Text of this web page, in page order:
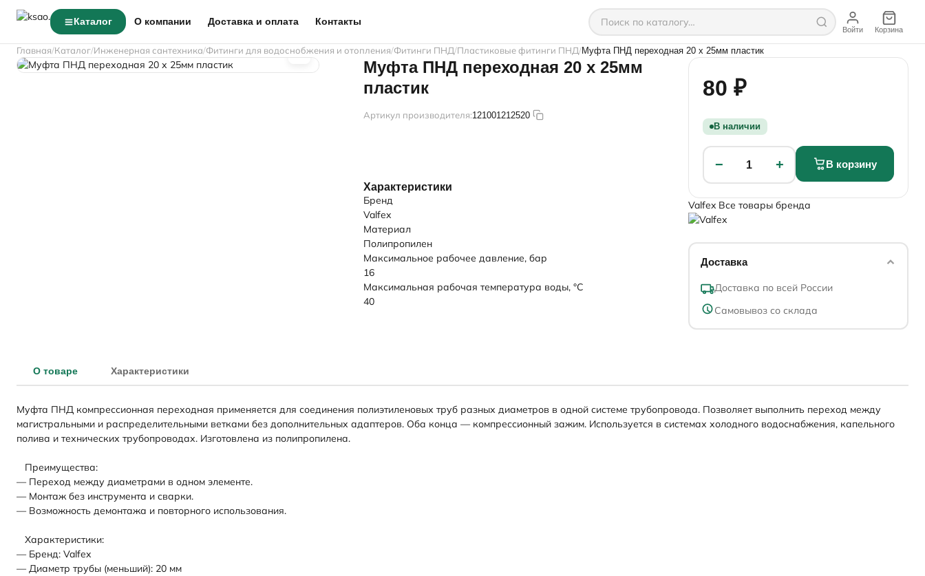
Каталог О компании Доставка и оплата Контакты
Войти Корзина
Главная Каталог Инженерная сантехника Фитинги для водоснобжения и отопления Фитинги ПНД Пластиковые фитинги ПНД Муфта ПНД переходная 20 х 25мм пластик
Муфта ПНД переходная 20 х 25мм
пластик
Артикул производителя:121001212520
80 ₽
В наличии
− 1 + В корзину
Valfex Все товары бренда
Доставка
Доставка по всей России
Самовывоз со склада
Характеристики
Бренд
Valfex
Материал
Полипропилен
Максимальное рабочее давление, бар
16
Максимальная рабочая температура воды, °C
40
О товаре Характеристики
Муфта ПНД компрессионная переходная применяется для соединения полиэтиленовых труб разных диаметров в одной системе трубопровода. Позволяет выполнить переход между
магистральными и распределительными ветками без дополнительных адаптеров. Оба конца — компрессионный зажим. Используется в системах холодного водоснабжения, капельного
полива и технических трубопроводах. Изготовлена из полипропилена.
Преимущества:
— Переход между диаметрами в одном элементе.
— Монтаж без инструмента и сварки.
— Возможность демонтажа и повторного использования.
Характеристики:
— Бренд: Valfex
— Диаметр трубы (меньший): 20 мм